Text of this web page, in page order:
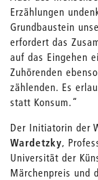
Erzählungen
Grundbaustein
erfordert das
auf das Eingehen
Zuhö­renden
zählenden. Es
statt Konsum.“
Der Initiatorin der
Wardetzky,
Universität der
Märchenpreis und